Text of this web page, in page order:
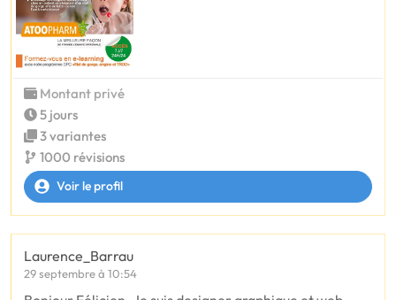
Montant privé
5 jours
3 variantes
1000 révisions
Voir le profil
Laurence_Barrau
29 septembre à 10:54